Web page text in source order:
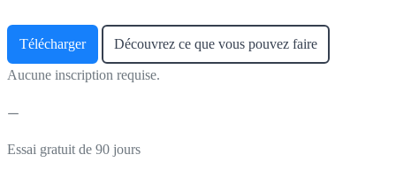
Télécharger Découvrez ce que vous pouvez faire
Aucune inscription requise.
Essai gratuit de 90 jours